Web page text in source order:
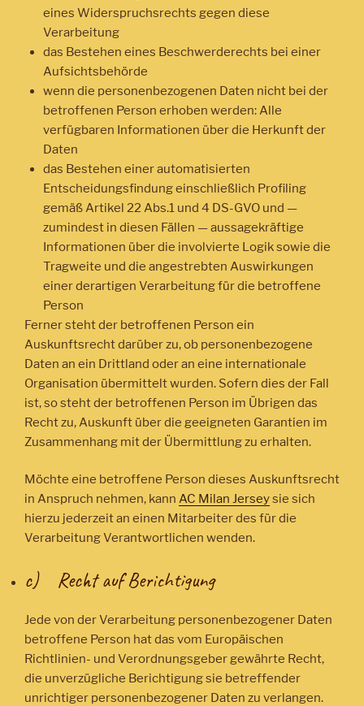
eines Widerspruchsrechts gegen diese
Verarbeitung
das Bestehen eines Beschwerderechts bei einer
Aufsichtsbehörde
wenn die personenbezogenen Daten nicht bei der
betroffenen Person erhoben werden: Alle
verfügbaren Informationen über die Herkunft der
Daten
das Bestehen einer automatisierten
Entscheidungsfindung einschließlich Profiling
gemäß Artikel 22 Abs.1 und 4 DS-GVO und —
zumindest in diesen Fällen — aussagekräftige
Informationen über die involvierte Logik sowie die
Tragweite und die angestrebten Auswirkungen
einer derartigen Verarbeitung für die betroffene
Person
Ferner steht der betroffenen Person ein
Auskunftsrecht darüber zu, ob personenbezogene
Daten an ein Drittland oder an eine internationale
Organisation übermittelt wurden. Sofern dies der Fall
ist, so steht der betroffenen Person im Übrigen das
Recht zu, Auskunft über die geeigneten Garantien im
Zusammenhang mit der Übermittlung zu erhalten.
Möchte eine betroffene Person dieses Auskunftsrecht
in Anspruch nehmen, kann AC Milan Jerseysie sich
hierzu jederzeit an einen Mitarbeiter des für die
Verarbeitung Verantwortlichen wenden.
c) Recht auf Berichtigung
Jede von der Verarbeitung personenbezogener Daten
betroffene Person hat das vom Europäischen
Richtlinien- und Verordnungsgeber gewährte Recht,
die unverzügliche Berichtigung sie betreffender
unrichtiger personenbezogener Daten zu verlangen.